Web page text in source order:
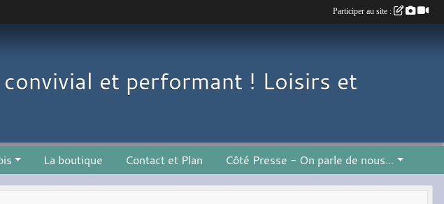
et performant ! Loisirs et
La boutique Contact et Plan Côté Presse - On parle de nous...
Participer au site :